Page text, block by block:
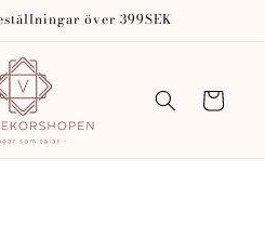
över 399SEK
Varukorg